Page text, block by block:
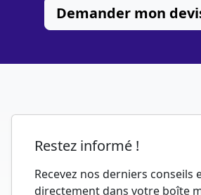
Demander mon
Restez informé !
Recevez nos derniers conseils
directement dans votre boîte